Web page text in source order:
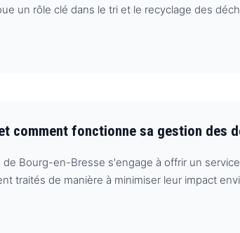
un rôle clé dans le tri et le recyclage des
comment fonctionne sa gestion des
Bourg-en-Bresse s'engage à offrir un
traités de manière à minimiser leur impact